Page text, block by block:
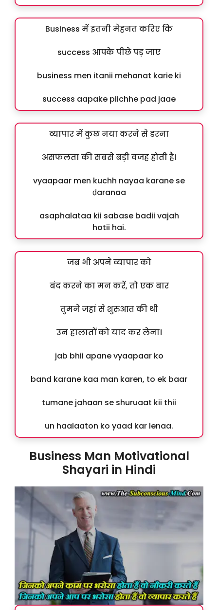
Business में इतनी मेहनत करिए कि
success आपके पीछे पड़ जाए
business men itanii mehanat karie ki
success aapake piichhe pad jaae
व्यापार में कुछ नया करने से डरना
असफलता की सबसे बड़ी वजह होती है।
vyaapaar men kuchh nayaa karane se
ḍaranaa
asaphalataa kii sabase badii vajah
hotii hai.
जब भी अपने व्यापार को
बंद करने का मन करें, तो एक बार
तुमने जहां से शुरुआत की थी
उन हालातों को याद कर लेना।
jab bhii apane vyaapaar ko
band karane kaa man karen, to ek baar
tumane jahaan se shuruaat kii thii
un haalaaton ko yaad kar lenaa.
Business Man Motivational
Shayari in Hindi